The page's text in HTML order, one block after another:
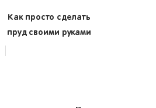
Как просто сделать
пруд своими руками